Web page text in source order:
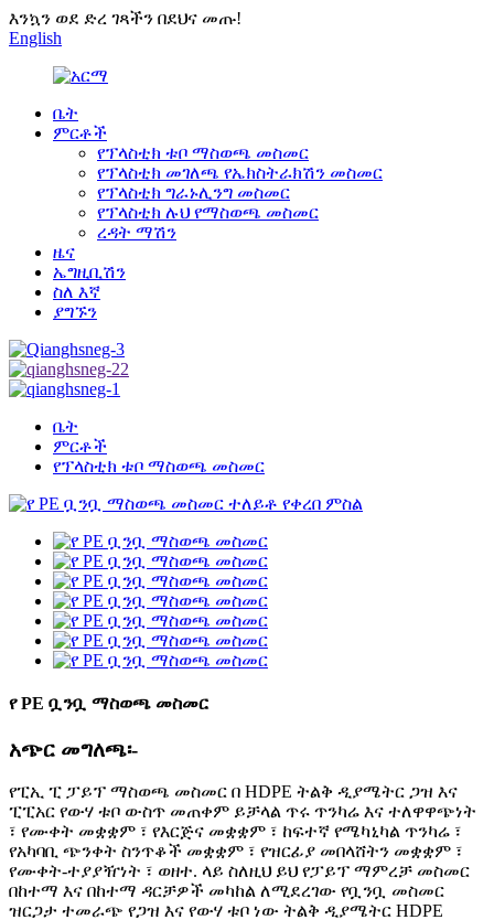
እንኳን ወደ ድረ ገጻችን በደህና መጡ!
English
ቤት
ምርቶች
የፕላስቲክ ቱቦ ማስወጫ መስመር
የፕላስቲክ መገለጫ የኤክስትራክሽን መስመር
የፕላስቲክ ግራኑሊንግ መስመር
የፕላስቲክ ሉህ የማስወጫ መስመር
ረዳት ማሽን
ዜና
ኤግዚቢሽን
ስለ እኛ
ያግኙን
ቤት
ምርቶች
የፕላስቲክ ቱቦ ማስወጫ መስመር
የ PE ቧንቧ ማስወጫ መስመር
አጭር መግለጫ፡-
የፒኢ ፒ ፓይፕ ማስወጫ መስመር በ HDPE ትልቅ ዲያሜትር ጋዝ እና
ፒፒአር የውሃ ቱቦ ውስጥ መጠቀም ይቻላል ጥሩ ጥንካሬ እና ተለዋዋጭነት
፣ የሙቀት መቋቋም ፣ የእርጅና መቋቋም ፣ ከፍተኛ የሜካኒካል ጥንካሬ ፣
የአካባቢ ጭንቀት ስንጥቆች መቋቋም ፣ የዝርፊያ መበላሸትን መቋቋም ፣
የሙቀት-ተያያዥነት ፣ ወዘተ. ላይ ስለዚህ ይህ የፓይፕ ማምረቻ መስመር
በከተማ እና በከተማ ዳርቻዎች መካከል ለሚደረገው የቧንቧ መስመር
ዝርጋታ ተመራጭ የጋዝ እና የውሃ ቱቦ ነው ትልቅ ዲያሜትር HDPE